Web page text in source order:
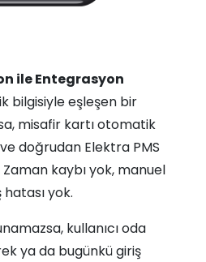
ile Entegrasyon
bilgisiyle eşleşen bir
misafir kartı otomatik
doğrudan Elektra PMS
kaybı yok, manuel
hatası yok.
kullanıcı oda
ya da bugünkü giriş